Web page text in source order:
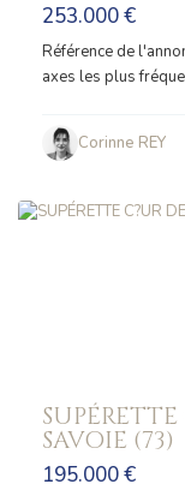
253.000 €
Référence de
axes les plus
Corinne REY
SAVOIE (73)
195.000 €